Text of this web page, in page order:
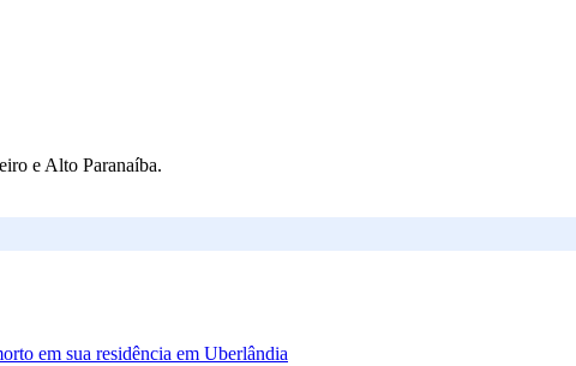
e Alto Paranaíba.
em sua residência em Uberlândia